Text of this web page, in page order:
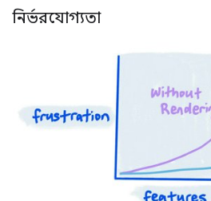
নির্ভরযোগ্যতা